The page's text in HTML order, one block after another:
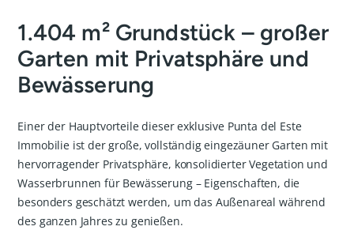
1.404 m² Grundstück – großer
Garten mit Privatsphäre und
Bewässerung
Einer der Hauptvorteile dieser exklusive Punta del Este
Immobilie ist der große, vollständig eingezäuner Garten mit
hervorragender Privatsphäre, konsolidierter Vegetation und
Wasserbrunnen für Bewässerung – Eigenschaften, die
besonders geschätzt werden, um das Außenareal während
des ganzen Jahres zu genießen.